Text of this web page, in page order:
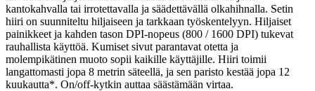
kantokahvalla tai irrotettavalla ja säädettävällä olkahihnalla. Setin
hiiri on suunniteltu hiljaiseen ja tarkkaan työskentelyyn. Hiljaiset
painikkeet ja kahden tason DPI-nopeus (800 / 1600 DPI) tukevat
rauhallista käyttöä. Kumiset sivut parantavat otetta ja
molempikätinen muoto sopii kaikille käyttäjille. Hiiri toimii
langattomasti jopa 8 metrin säteellä, ja sen paristo kestää jopa 12
kuukautta*. On/off-kytkin auttaa säästämään virtaa.